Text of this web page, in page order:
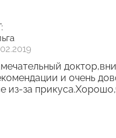
и очень
из-за